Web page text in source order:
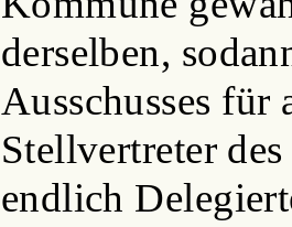
derselben,
Ausschusses für
Stellvertreter
endlich